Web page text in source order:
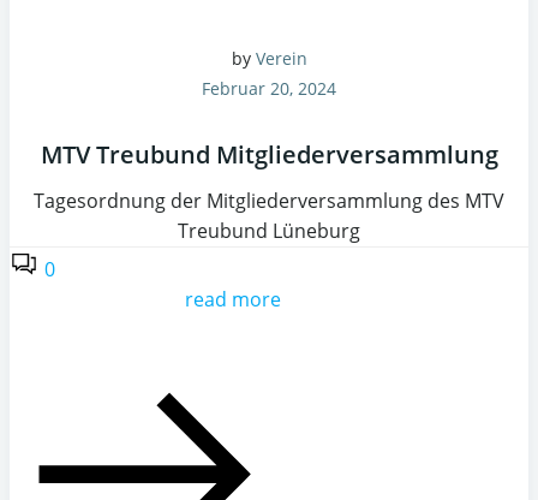
by Verein
Februar 20, 2024
MTV Treubund Mitgliederversammlung
Tagesordnung der Mitgliederversammlung des MTV
Treubund Lüneburg
0
read more